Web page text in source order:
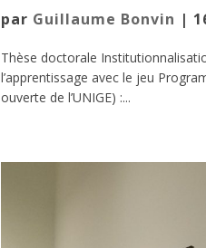
par Guillaume Bonvin |
Thèse doctorale
l’apprentissage avec le jeu
ouverte de l’UNIGE) :...